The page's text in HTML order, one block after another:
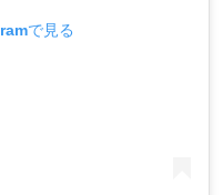
で見る